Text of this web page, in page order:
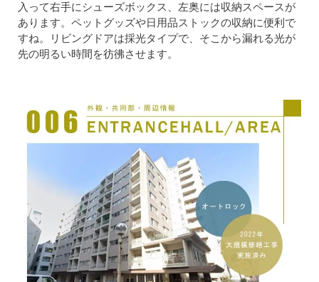
入って右手にシューズボックス、左奥には収納スペースが
あります。ペットグッズや日用品ストックの収納に便利で
すね。リビングドアは採光タイプで、そこから漏れる光が
先の明るい時間を彷彿させます。